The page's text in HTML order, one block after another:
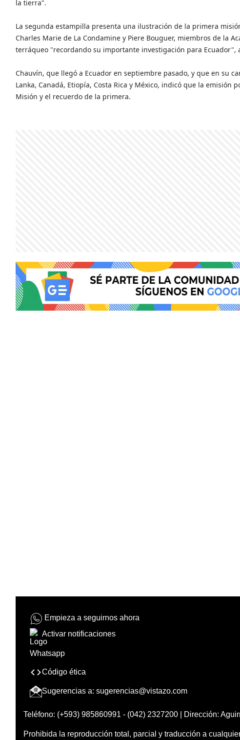
la tierra".
La segunda estampilla presenta una ilustración de la primera
Charles Marie de La Condamine y Piere Bouguer, miembros de la
terráqueo "recordando su importante investigación para Ecuador",
Chauvín, que llegó a Ecuador en septiembre pasado, y que en su
Lanka, Canadá, Etiopía, Costa Rica y México, indicó que la
Misión y el recuerdo de la primera.
Empieza a seguirnos ahora
Activar notificaciones
Código ética
Sugerencias a: sugerencias@vistazo.com
Teléfono: (+593) 985860991 - (042) 2327200 | Dirección:
Prohibida la reproducción total, parcial y traducción a